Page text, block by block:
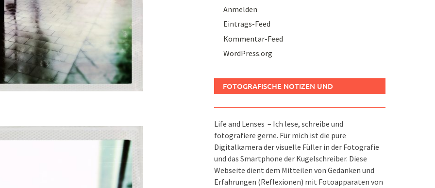
Anmelden
Eintrags-Feed
Kommentar-Feed
WordPress.org
FOTOGRAFISCHE NOTIZEN UND
Life and Lenses – Ich lese, schreibe und
fotografiere gerne. Für mich ist die pure
Digitalkamera der visuelle Füller in der Fotografie
und das Smartphone der Kugelschreiber. Diese
Webseite dient dem Mitteilen von Gedanken und
Erfahrungen (Reflexionen) mit Fotoapparaten von